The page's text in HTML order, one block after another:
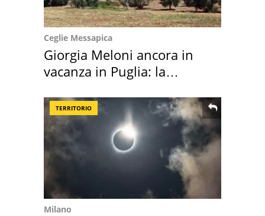
Ceglie Messapica
Giorgia Meloni ancora in
vacanza in Puglia: la
TERRITORIO
Milano